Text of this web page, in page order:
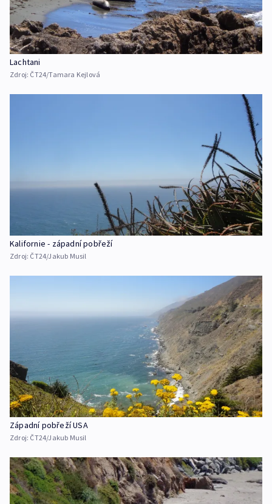
Lachtani
Zdroj: ČT24/Tamara Kejlová
Kalifornie - západní pobřeží
Zdroj: ČT24/Jakub Musil
Západní pobřeží USA
Zdroj: ČT24/Jakub Musil